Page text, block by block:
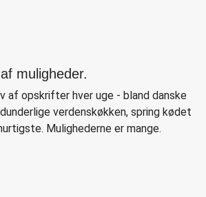
muligheder.
af opskrifter hver uge - bland danske
verdenskøkken, spring kødet
Mulighederne er mange.